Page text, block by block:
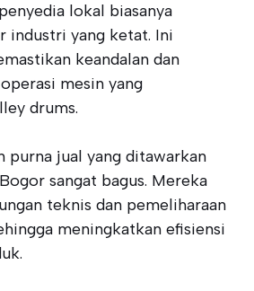
lokal biasanya
industri yang ketat. Ini
keandalan dan
mesin yang
drums.
purna jual yang ditawarkan
sangat bagus. Mereka
teknis dan pemeliharaan
meningkatkan efisiensi